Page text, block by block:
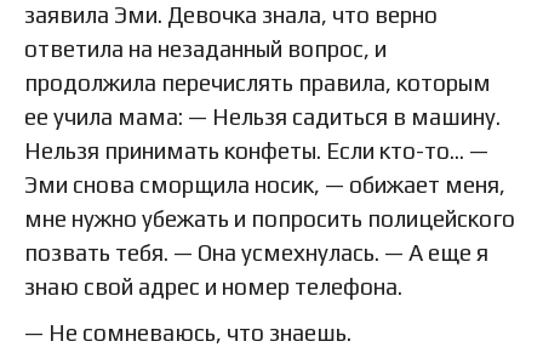
заявила Эми. Девочка знала, что верно
ответила на незаданный вопрос, и
продолжила перечислять правила, которым
ее учила мама: — Нельзя садиться в машину.
Нельзя принимать конфеты. Если кто-то… —
Эми снова сморщила носик, — обижает меня,
мне нужно убежать и попросить полицейского
позвать тебя. — Она усмехнулась. — А еще я
знаю свой адрес и номер телефона.
— Не сомневаюсь, что знаешь.